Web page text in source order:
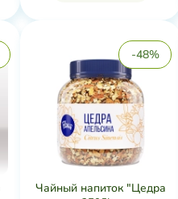
-48%
Чайный напиток "Цедра